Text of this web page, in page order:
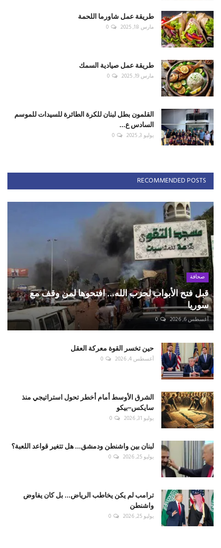
طريقة عمل شاورما اللحمة
مارس 18, 2025 0
طريقة عمل صيادية السمك
مارس 19, 2025 0
القلمون بطل لبنان للكرة الطائرة للسيدات للموسم
السادس ع...
يوليو 3, 2025 0
RECOMMENDED POSTS
صحافة
قبل فتح الأبواب لحزب الله... افتحوها لمن وقف مع
سوريا
أغسطس 6, 2026 0
حين تخسر القوة معركة العقل
أغسطس 4, 2026 0
الشرق الأوسط أمام أخطر تحول استراتيجي منذ
سايكس–بيكو
يوليو 31, 2026 0
لبنان بين واشنطن ودمشق... هل تتغير قواعد اللعبة؟
يوليو 25, 2026 0
ترامب لم يكن يخاطب الرياض... بل كان يفاوض
واشنطن
يوليو 25, 2026 0